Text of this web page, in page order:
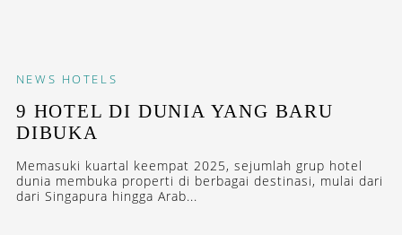
NEWS HOTELS
9 HOTEL DI DUNIA YANG BARU
DIBUKA
Memasuki kuartal keempat 2025, sejumlah grup hotel
dunia membuka properti di berbagai destinasi, mulai dari
dari Singapura hingga Arab...